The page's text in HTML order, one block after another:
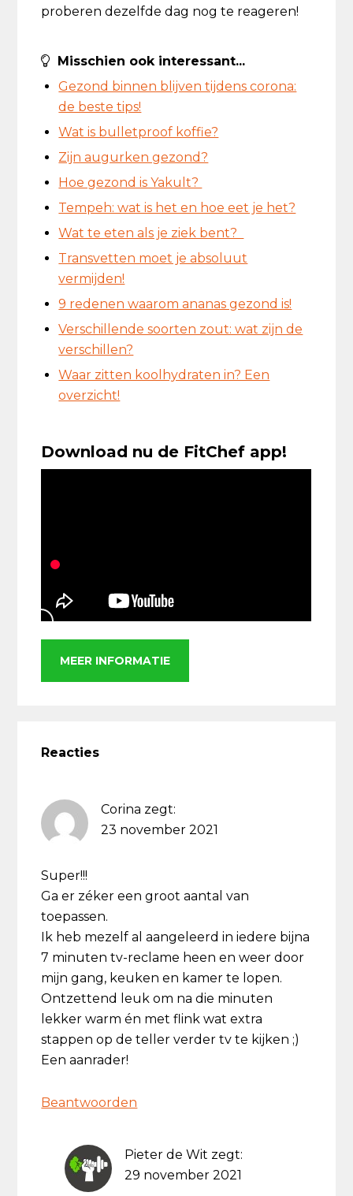
proberen dezelfde dag nog te reageren!
Misschien ook interessant...
Gezond binnen blijven tijdens corona:
de beste tips!
Wat is bulletproof koffie?
Zijn augurken gezond?
Hoe gezond is Yakult?
Tempeh: wat is het en hoe eet je het?
Wat te eten als je ziek bent?
Transvetten moet je absoluut
vermijden!
9 redenen waarom ananas gezond is!
Verschillende soorten zout: wat zijn de
verschillen?
Waar zitten koolhydraten in? Een
overzicht!
Download nu de FitChef app!
MEER INFORMATIE
Interacties
Reacties
Corina zegt:
23 november 2021
Super!!!
Ga er zéker een groot aantal van
toepassen.
Ik heb mezelf al aangeleerd in iedere bijna
7 minuten tv-reclame heen en weer door
mijn gang, keuken en kamer te lopen.
Ontzettend leuk om na die minuten
lekker warm én met flink wat extra
stappen op de teller verder tv te kijken ;)
Een aanrader!
Beantwoorden
Pieter de Wit zegt:
29 november 2021